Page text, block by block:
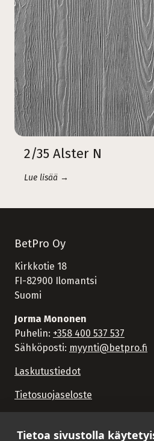
Tietoa sivustolla
2/35 Alster N
Lue lisää →
BetPro Oy
Kirkkotie 18
FI-82900 Ilomantsi
Suomi
Jorma Mononen
Puhelin: +358 400 537 537
Sähköposti: myynti@betpro.fi
Laskutustiedot
Tietosuojaseloste